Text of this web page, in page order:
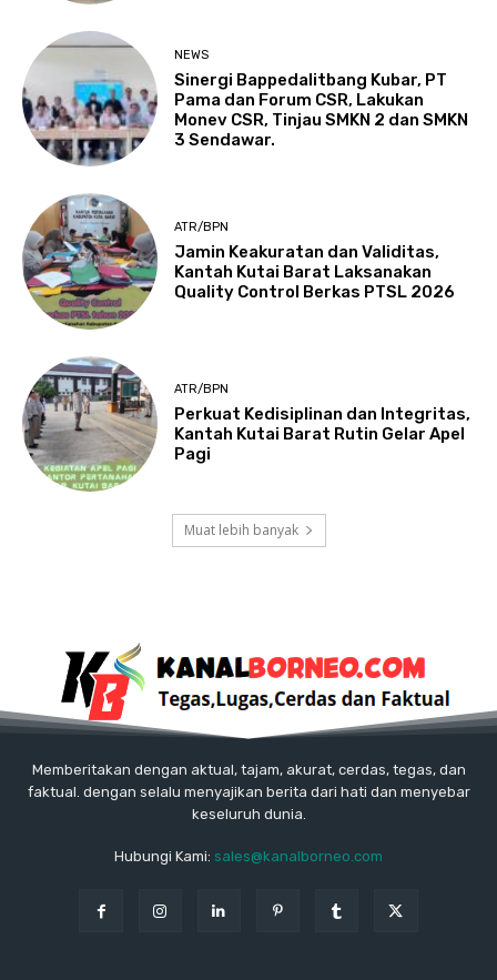
NEWS
Sinergi Bappedalitbang Kubar, PT
Pama dan Forum CSR, Lakukan
Monev CSR, Tinjau SMKN 2 dan SMKN
3 Sendawar.
ATR/BPN
Jamin Keakuratan dan Validitas,
Kantah Kutai Barat Laksanakan
Quality Control Berkas PTSL 2026
ATR/BPN
Perkuat Kedisiplinan dan Integritas,
Kantah Kutai Barat Rutin Gelar Apel
Pagi
Muat lebih banyak
Memberitakan dengan aktual, tajam, akurat, cerdas, tegas, dan
faktual. dengan selalu menyajikan berita dari hati dan menyebar
keseluruh dunia.
Hubungi Kami: sales@kanalborneo.com